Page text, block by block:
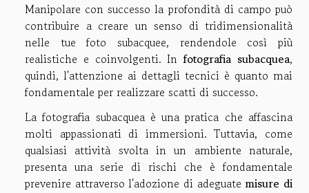
Manipolare con successo la profondità di campo può
contribuire a creare un senso di tridimensionalità
nelle tue foto subacquee, rendendole così più
realistiche e coinvolgenti. Infotografia subacquea,
quindi, l'attenzione ai dettagli tecnici è quanto mai
fondamentale per realizzare scatti di successo.
La fotografia subacquea è una pratica che affascina
molti appassionati di immersioni. Tuttavia, come
qualsiasi attività svolta in un ambiente naturale,
presenta una serie di rischi che è fondamentale
prevenire attraverso l'adozione di adeguate misure di